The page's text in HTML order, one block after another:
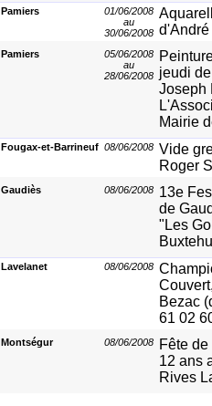
Pamiers
01/06/2008
au
30/06/2008
Pamiers
05/06/2008
au
28/06/2008 jeudi
Joseph
Mairie
Fougax-et-Barrineuf 08/06/2008 Vide
Roger
Gaudiès 08/06/2008 13e
de
"Les
Lavelanet 08/06/2008
Bezac
61 02
Montségur 08/06/2008
Fête
12 ans
Rives